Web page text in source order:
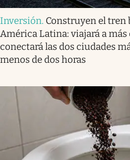
Inversión. Construyen el tren
América Latina: viajará a
conectará las dos ciudades
menos de dos horas